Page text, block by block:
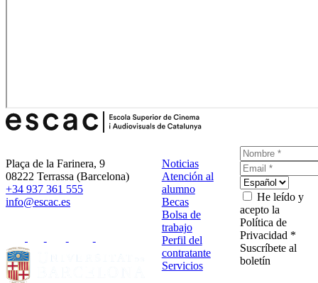
Plaça de la Farinera, 9
08222 Terrassa (Barcelona)
+34 937 361 555
info@escac.es
Noticias
Atención al
alumno
Becas
Bolsa de
trabajo
Perfil del
contratante
Servicios
He leído y
acepto la
Política de
Privacidad *
Suscríbete al
boletín